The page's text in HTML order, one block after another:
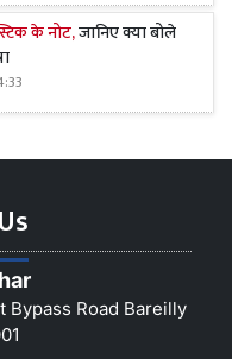
के नोट,जानिए क्या बोले
Bypass Road Bareilly